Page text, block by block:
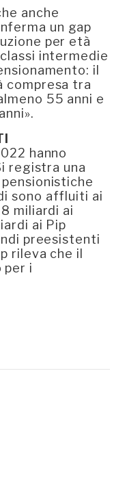
anche
un gap
per età
intermedie
il
compresa tra
55 anni e
hanno
registra una
sono affluiti ai
miliardi ai
ai Pip
preesistenti
rileva che il
per i